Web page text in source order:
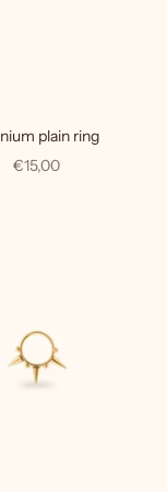
plain ring
Sale price
€15,00